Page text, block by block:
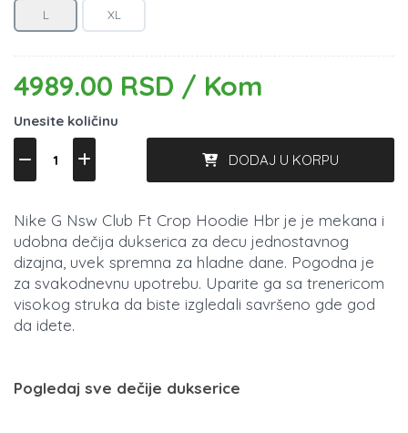
L XL
4989.00 RSD / Kom
Unesite količinu
DODAJ U KORPU
Nike G Nsw Club Ft Crop Hoodie Hbr je je mekana i
udobna dečija dukserica za decu jednostavnog
dizajna, uvek spremna za hladne dane. Pogodna je
za svakodnevnu upotrebu. Uparite ga sa trenericom
visokog struka da biste izgledali savršeno gde god
da idete.
Pogledaj sve dečije dukserice